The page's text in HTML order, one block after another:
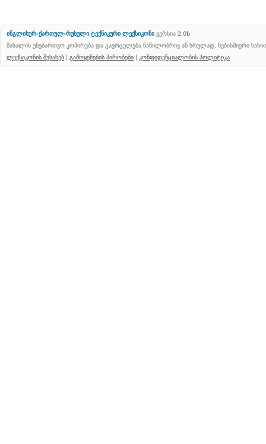
ინგლისურ-ქართულ-რუსული ტექნიკური ლექსიკონი ვერსია 2.0b
მასალის უნებართვო კოპირება და გავრცელება ნაწილობრივ ან სრულად, ნებისმიერი
ლექსიკონის შესახებ | გამოყენების პირობები | კონფიდენციალობის პოლიტიკა